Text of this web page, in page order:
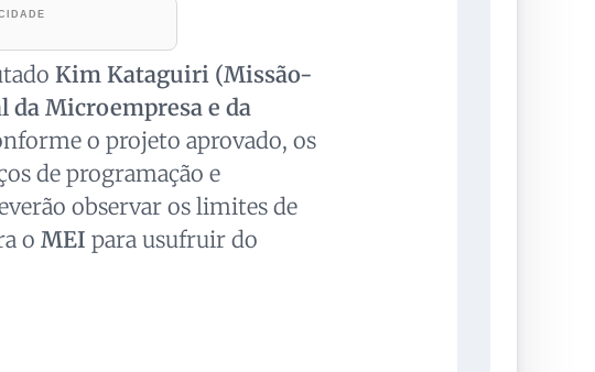
Kim Kataguiri (Missão-
da Microempresa e da
o projeto aprovado, os
de programação e
observar os limites de
o MEI para usufruir do